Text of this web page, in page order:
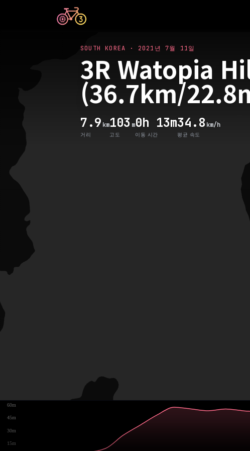
SOUTH KOREA · 2021년 7월 11일
3R Watopia
(36.7km/
7.9 km
거리
103 m
고도
0h 13m
이동 시간
34.8 km/h
평균 속도
15m
30m
45m
60m